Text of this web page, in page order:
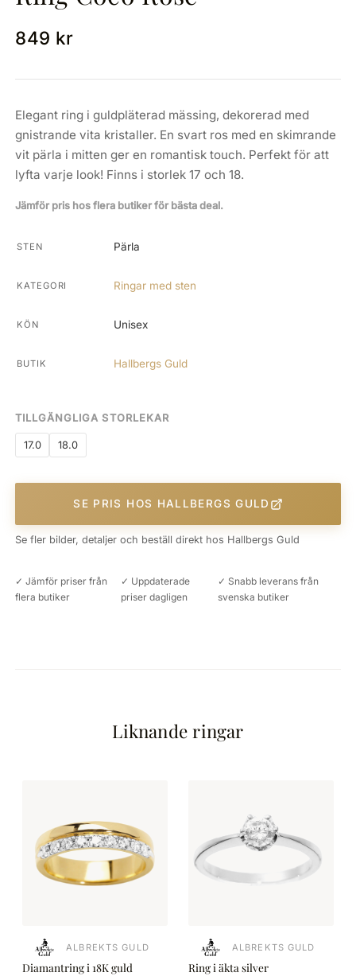
849 kr
Elegant ring i guldpläterad mässing, dekorerad med
gnistrande vita kristaller. En svart ros med en skimrande
vit pärla i mitten ger en romantisk touch. Perfekt för att
lyfta varje look! Finns i storlek 17 och 18.
Jämför pris hos flera butiker för bästa deal.
STEN Pärla
KATEGORI Ringar med sten
KÖN Unisex
BUTIK Hallbergs Guld
TILLGÄNGLIGA STORLEKAR
17.0 18.0
SE PRIS HOS HALLBERGS GULD
Se fler bilder, detaljer och beställ direkt hos Hallbergs Guld
✓ Jämför priser från
flera butiker
✓ Uppdaterade
priser dagligen
✓ Snabb leverans från
svenska butiker
Liknande ringar
ALBREKTS GULD
Diamantring i 18K guld
ALBREKTS GULD
Ring i äkta silver